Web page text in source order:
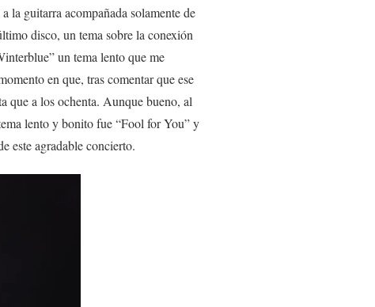
la guitarra acompañada solamente de
disco, un tema sobre la conexión
un tema lento que me
en que, tras comentar que ese
que a los ochenta. Aunque bueno, al
lento y bonito fue “Fool for You” y
este agradable concierto.